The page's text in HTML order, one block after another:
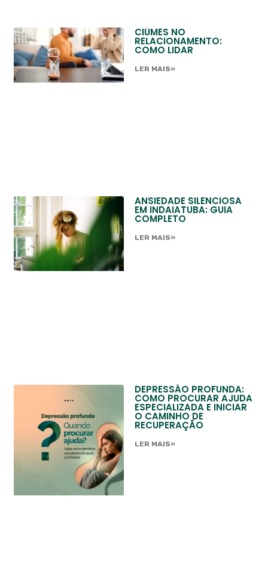
CIÚMES NO
RELACIONAMENTO:
COMO LIDAR
LER MAIS»
ANSIEDADE SILENCIOSA
EM INDAIATUBA: GUIA
COMPLETO
LER MAIS»
DEPRESSÃO PROFUNDA:
COMO PROCURAR AJUDA
ESPECIALIZADA E INICIAR
O CAMINHO DE
RECUPERAÇÃO
LER MAIS»